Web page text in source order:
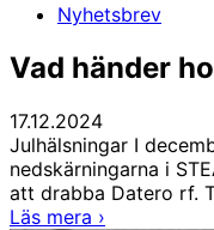
Nyhetsbrev
Vad händer
17.12.2024
Julhälsningar I
nedskärningarna i
att drabba Datero rf.
Läs mera Vad
›